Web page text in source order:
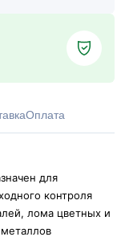
Оплата
для
контроля
лома цветных и